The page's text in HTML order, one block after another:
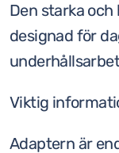
Den starka
designad för
Viktig
Adaptern är